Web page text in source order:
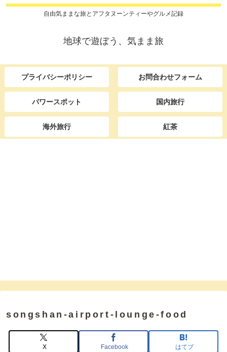
自由気ままな旅とアフタヌーンティーやグルメ記録
地球で遊ぼう、気まま旅
プライバシーポリシー お問合わせフォーム
パワースポット 国内旅行
海外旅行 紅茶
songshan-airport-lounge-food
X Facebook はてブ